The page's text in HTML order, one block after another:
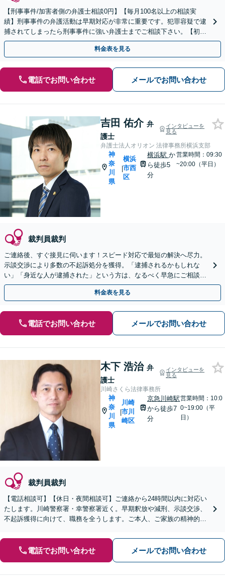
【刑事事件/加害者側の弁護士相談0円】【毎月100名以上の相談実
績】刑事事件の弁護活動は早期対応が非常に重要です。犯罪容疑で逮
捕されてしまったら刑事事件に強い弁護士までご相談下さい。【初回
相談０円(電話)】【加害者側の相談専門】
料金表を見る
電話でお問い合わせ メールでお問い合わせ
吉田 佑介 弁
護士
インタビューを
見る
弁護士法人オリオン 法律事務所横浜支部
神
奈
川
県
|
横浜
市西
区
横浜駅 か
ら徒歩5
分
営業時間：09:30
~20:00（平日）
裁判員裁判
ご連絡後、すぐ接見に伺います！スピード対応で最短の解決へ尽力。
示談交渉により多数の不起訴処分を獲得。「逮捕されるかもしれな
い」「身近な人が逮捕された」という方は、なるべく早急にご相談く
ださい【完全個室】【休日・夜間対応】【横浜駅8分】
料金表を見る
電話でお問い合わせ メールでお問い合わせ
木下 浩治 弁
護士
インタビューを
見る
川崎さくら法律事務所
神
奈
川
県
|
川崎
市川
崎区
京急川崎駅
から徒歩7
分
営業時間：10:0
0~19:00（平
日）
裁判員裁判
【電話相談可】【休日・夜間相談可】ご連絡から24時間以内に対応い
たします。川崎警察署・幸警察署近く。早期釈放や減刑、示談交渉、
不起訴獲得に向けて、職務を全うします。ご本人、ご家族の精神的支
電話でお問い合わせ メールでお問い合わせ